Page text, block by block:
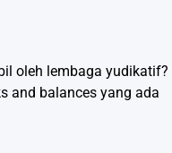
oleh lembaga yudikatif?
and balances yang ada